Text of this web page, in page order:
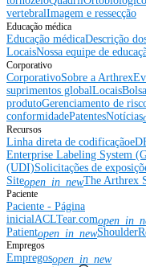
vertebralImagem e ressecção
Educação médica
Educação médicaDescrição
LocaisNossa equipe de
Corporativo
CorporativoSobre a Arthrex
suprimentos globalLocais
produtoGerenciamento de
conformidadePatentesNotícias
Recursos
Linha direta de codificação
Enterprise Labeling System
(UDI)Solicitações de
Siteopen_in_newThe Arthrex
Paciente
Paciente - Página
inicialACLTear.com
Patientopen_in_new
Empregos
Empregosopen_in_new